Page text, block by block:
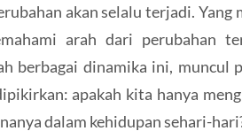
akan selalu terjadi.
arah dari perubahan
berbagai dinamika ini, muncul
apakah kita hanya
dalam kehidupan sehari-